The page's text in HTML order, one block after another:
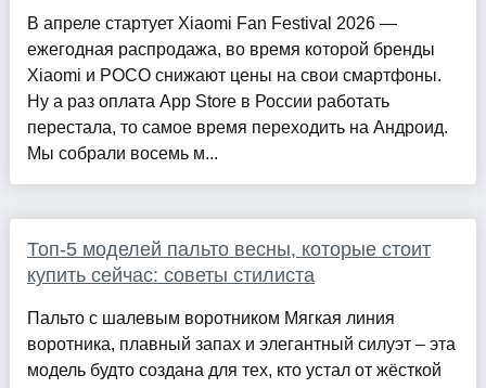
В апреле стартует Xiaomi Fan Festival 2026 —
ежегодная распродажа, во время которой бренды
Xiaomi и POCO снижают цены на свои смартфоны.
Ну а раз оплата App Store в России работать
перестала, то самое время переходить на Андроид.
Мы собрали восемь м...
Топ-5 моделей пальто весны, которые стоит
купить сейчас: советы стилиста
Пальто с шалевым воротником Мягкая линия
воротника, плавный запах и элегантный силуэт – эта
модель будто создана для тех, кто устал от жёсткой